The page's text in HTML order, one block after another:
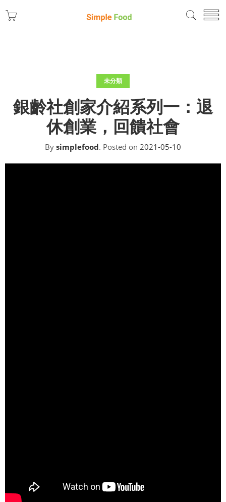
未分類
銀齡社創家介紹系列一：退
休創業，回饋社會
By simplefood. Posted on 2021-05-10